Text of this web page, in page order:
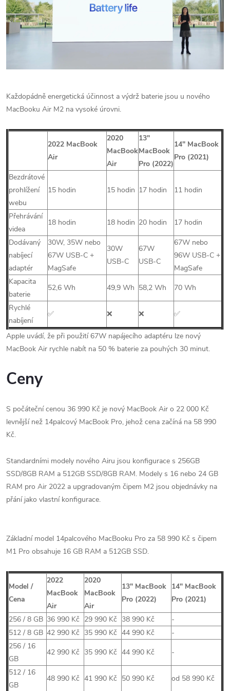
Každopádně energetická účinnost a výdrž baterie jsou u nového
MacBooku Air M2 na vysoké úrovni.
2022 MacBook
Air
2020
MacBook
Air
13″
MacBook
Pro (2022)
14″ MacBook
Pro (2021)
Bezdrátové
prohlížení
webu
15 hodin 15 hodin 17 hodin 11 hodin
Přehrávání
videa
18 hodin 18 hodin 20 hodin 17 hodin
Dodávaný
nabíjecí
adaptér
30W, 35W nebo
67W USB-C +
MagSafe
30W
USB-C
67W
USB-C
67W nebo
96W USB-C +
MagSafe
Kapacita
baterie
52,6 Wh 49,9 Wh 58,2 Wh 70 Wh
Rychlé
nabíjení
✅ ❌ ❌ ✅
Apple uvádí, že při použití 67W napájecího adaptéru lze nový
MacBook Air rychle nabít na 50 % baterie za pouhých 30 minut.
Ceny
S počáteční cenou 36 990 Kč je nový MacBook Air o 22 000 Kč
levnější než 14palcový MacBook Pro, jehož cena začíná na 58 990
Kč.
Standardními modely nového Airu jsou konfigurace s 256GB
SSD/8GB RAM a 512GB SSD/8GB RAM. Modely s 16 nebo 24 GB
RAM pro Air 2022 a upgradovaným čipem M2 jsou objednávky na
přání jako vlastní konfigurace.
Základní model 14palcového MacBooku Pro za 58 990 Kč s čipem
M1 Pro obsahuje 16 GB RAM a 512GB SSD.
Model /
Cena
2022
MacBook
Air
2020
MacBook
Air
13″ MacBook
Pro (2022)
14″ MacBook
Pro (2021)
256 / 8 GB 36 990 Kč 29 990 Kč 38 990 Kč
-
512 / 8 GB 42 990 Kč 35 990 Kč 44 990 Kč
-
256 / 16
GB
42 990 Kč 35 990 Kč 44 990 Kč -
512 / 16
GB
48 990 Kč 41 990 Kč 50 990 Kč od 58 990 Kč